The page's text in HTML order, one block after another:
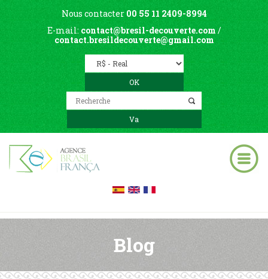
Nous contacter 00 55 11 2409-8994
E-mail: contact@bresil-decouverte.com /
contact.bresildecouverte@gmail.com
Blog